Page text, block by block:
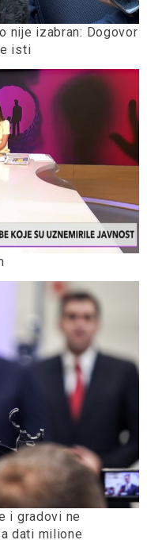
nije izabran: Dogovor
isti
i gradovi ne
dati milione